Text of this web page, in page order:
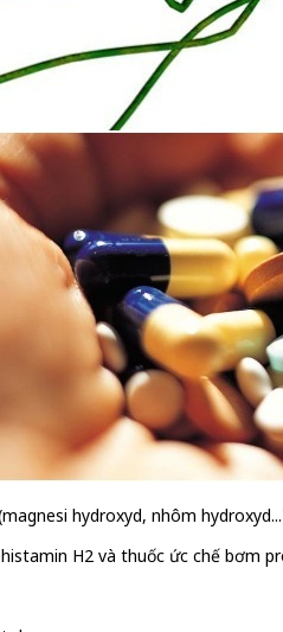
hydroxyd, nhôm
H2 và thuốc ức chế bơm